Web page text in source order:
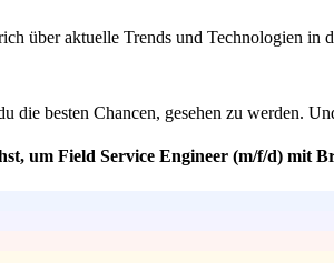
über aktuelle Trends und Technologien in
die besten Chancen, gesehen zu werden.
um Field Service Engineer (m/f/d) mit